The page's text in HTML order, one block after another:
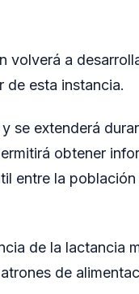
volverá a
de esta instancia.
se extenderá
obtener
entre la población
de la lactancia
de